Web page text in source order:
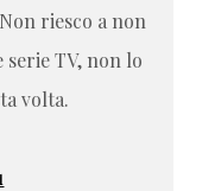
riesco a non
TV, non lo
volta.